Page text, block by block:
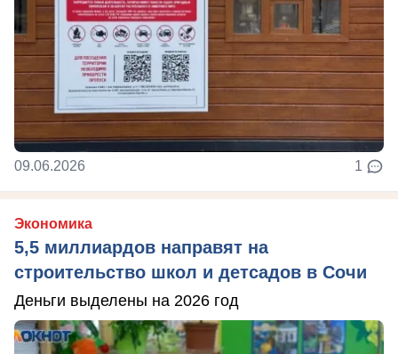
09.06.2026 1
Экономика
5,5 миллиардов направят на
строительство школ и детсадов в Сочи
Деньги выделены на 2026 год